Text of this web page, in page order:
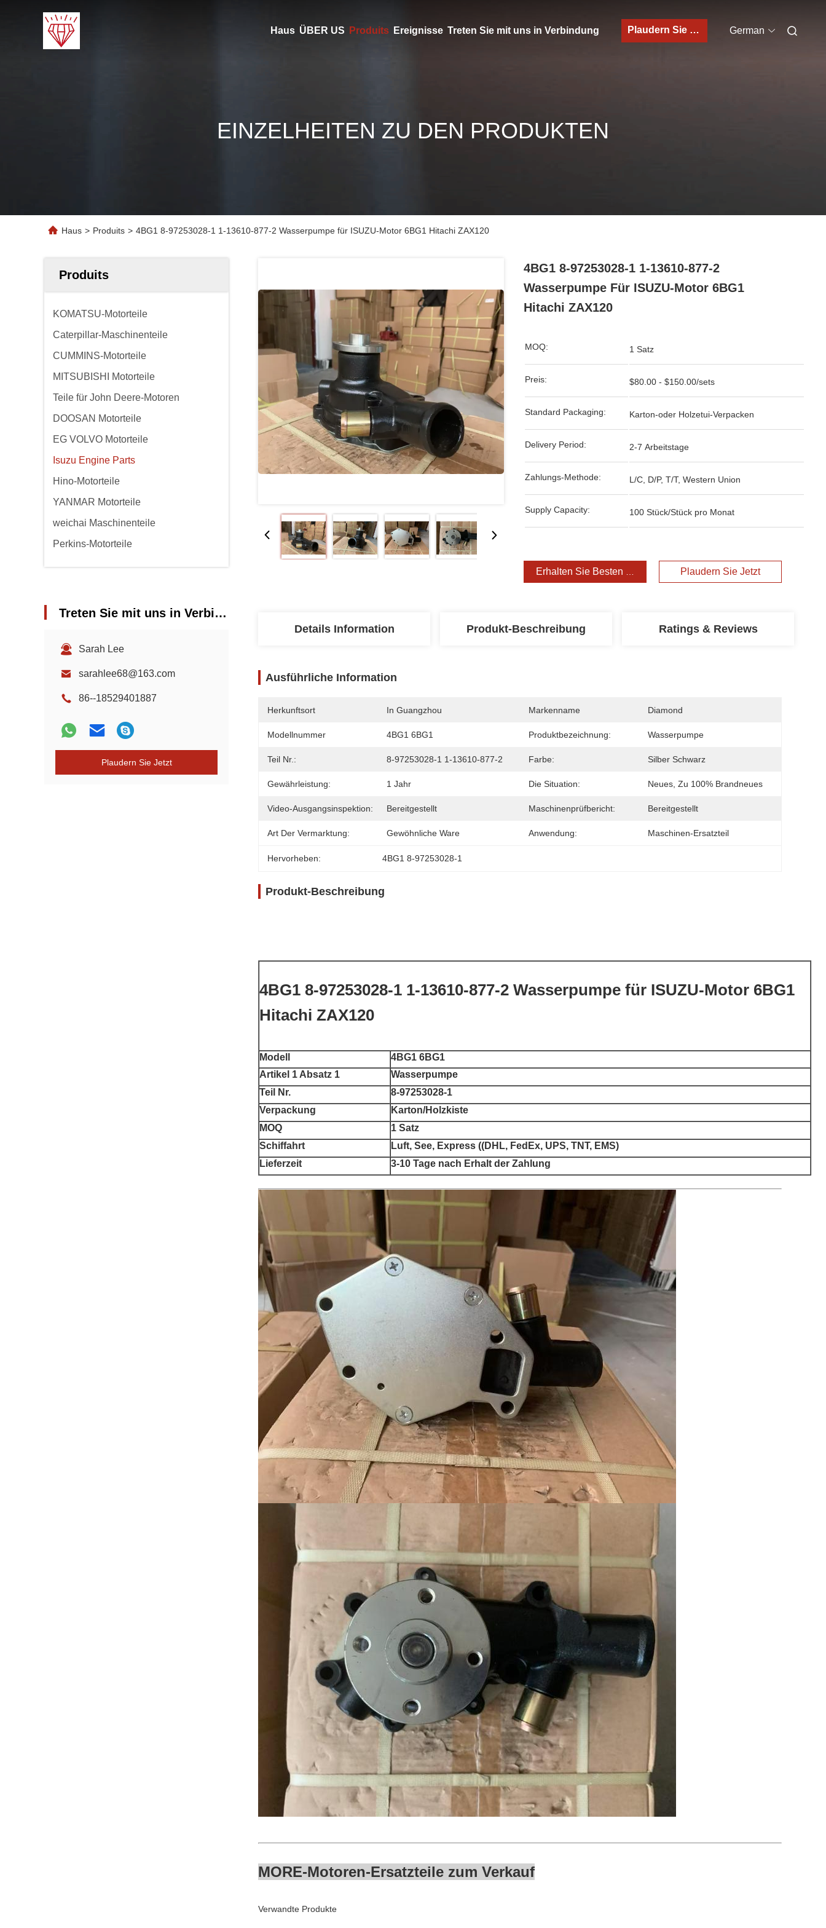
Haus ÜBER US Produits Ereignisse Treten Sie mit uns in Verbindung Plaudern Sie Jetzt German
EINZELHEITEN ZU DEN PRODUKTEN
Haus > Produits > 4BG1 8-97253028-1 1-13610-877-2 Wasserpumpe für ISUZU-Motor 6BG1 Hitachi ZAX120
Produits
KOMATSU-Motorteile
Caterpillar-Maschinenteile
CUMMINS-Motorteile
MITSUBISHI Motorteile
Teile für John Deere-Motoren
DOOSAN Motorteile
EG VOLVO Motorteile
Isuzu Engine Parts
Hino-Motorteile
YANMAR Motorteile
weichai Maschinenteile
Perkins-Motorteile
Treten Sie mit uns in Verbindung
Sarah Lee
sarahlee68@163.com
86--18529401887
Plaudern Sie Jetzt
4BG1 8-97253028-1 1-13610-877-2
Wasserpumpe Für ISUZU-Motor 6BG1
Hitachi ZAX120
MOQ: 1 Satz
Preis: $80.00 - $150.00/sets
Standard Packaging: Karton-oder Holzetui-Verpacken
Delivery Period: 2-7 Arbeitstage
Zahlungs-Methode: L/C, D/P, T/T, Western Union
Supply Capacity: 100 Stück/Stück pro Monat
Erhalten Sie Besten Preis Plaudern Sie Jetzt
Details Information Produkt-Beschreibung Ratings & Reviews
Ausführliche Information
Herkunftsort In Guangzhou Markenname Diamond
Modellnummer 4BG1 6BG1 Produktbezeichnung: Wasserpumpe
Teil Nr.: 8-97253028-1 1-13610-877-2 Farbe: Silber Schwarz
Gewährleistung: 1 Jahr Die Situation: Neues, Zu 100% Brandneues
Video-Ausgangsinspektion: Bereitgestellt Maschinenprüfbericht: Bereitgestellt
Art Der Vermarktung: Gewöhnliche Ware Anwendung: Maschinen-Ersatzteil
Hervorheben: 4BG1 8-97253028-1
Produkt-Beschreibung
4BG1 8-97253028-1 1-13610-877-2 Wasserpumpe für ISUZU-Motor 6BG1
Hitachi ZAX120
Modell
4BG1 6BG1
Artikel 1 Absatz 1
Wasserpumpe
Teil Nr.
8-97253028-1
Verpackung
Karton/Holzkiste
MOQ
1 Satz
Schiffahrt
Luft, See, Express ((DHL, FedEx, UPS, TNT, EMS)
Lieferzeit
3-10 Tage nach Erhalt der Zahlung
MORE-Motoren-Ersatzteile zum Verkauf
Verwandte Produkte